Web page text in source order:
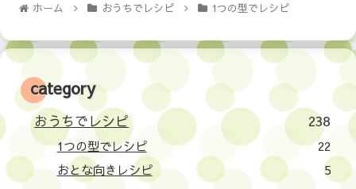
ホーム おうちでレシピ 1つの型でレシピ
category
おうちでレシピ 238
1つの型でレシピ
22
おとな向きレシピ
5